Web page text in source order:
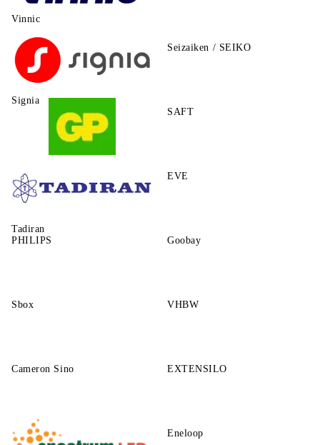
Vinnic
Signia
Seizaiken / SEIKO
SAFT
Tadiran
EVE
PHILIPS Goobay
Sbox VHBW
Cameron Sino EXTENSILO
Eneloop